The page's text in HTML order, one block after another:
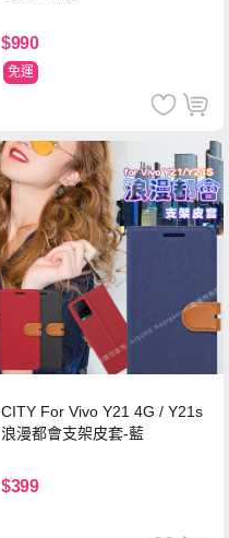
$990
免運
CITY For Vivo Y21 4G / Y21s
浪漫都會支架皮套-藍
$399